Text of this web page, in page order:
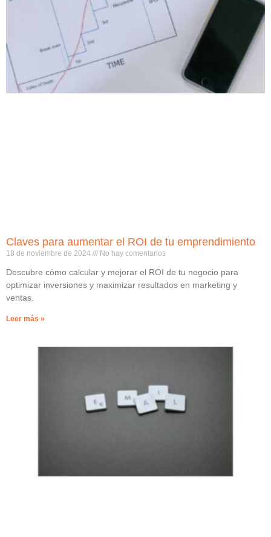
Claves para aumentar el ROI de tu emprendimiento
18 de noviembre de 2024 No hay comentarios
Descubre cómo calcular y mejorar el ROI de tu negocio para
optimizar inversiones y maximizar resultados en marketing y
ventas.
Leer más »